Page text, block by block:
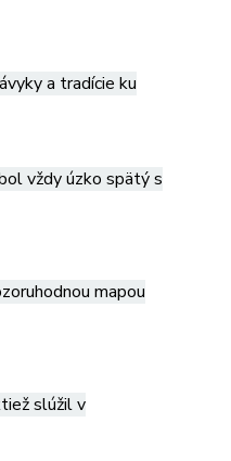
a tradície ku
vždy úzko spätý s
mapou
slúžil v